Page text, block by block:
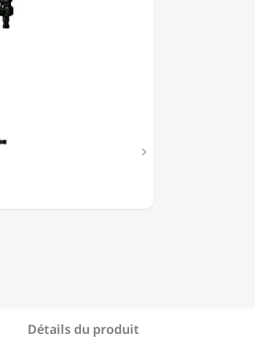

Détails du produit